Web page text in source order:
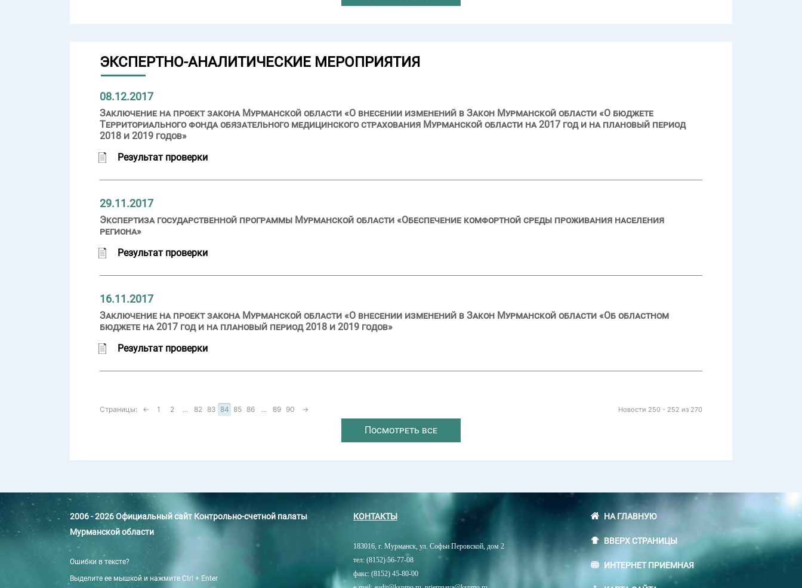
ЭКСПЕРТНО-АНАЛИТИЧЕСКИЕ МЕРОПРИЯТИЯ
08.12.2017
Заключение на проект закона Мурманской области «О внесении изменений в Закон Мурманской области «О бюджете
Территориального фонда обязательного медицинского страхования Мурманской области на 2017 год и на плановый период
2018 и 2019 годов»
Результат проверки
29.11.2017
Экспертиза государственной программы Мурманской области «Обеспечение комфортной среды проживания населения
региона»
Результат проверки
16.11.2017
Заключение на проект закона Мурманской области «О внесении изменений в Закон Мурманской области «Об областном
бюджете на 2017 год и на плановый период 2018 и 2019 годов»
Результат проверки
Новости 250 - 252 из 270
Страницы: ← 1 2 ... 82 83 84 85 86 ... 89 90 →
Посмотреть все
2006 - 2026 Официальный сайт Контрольно-счетной палаты
Мурманской области
Ошибки в тексте?
Выделите ее мышкой и нажмите Ctrl + Enter
КОНТАКТЫ
183016, г. Мурманск, ул. Софьи Перовской, дом 2
тел: (8152) 56-77-08
факс: (8152) 45-80-00
НА ГЛАВНУЮ
ВВЕРХ СТРАНИЦЫ
ИНТЕРНЕТ ПРИЕМНАЯ